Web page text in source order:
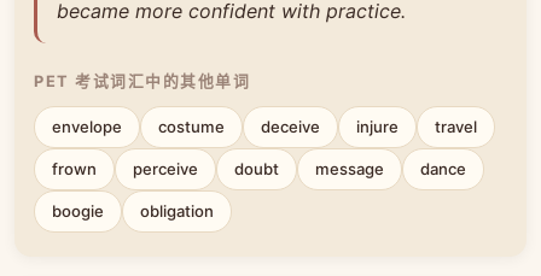
became more confident with practice.
PET 考试词汇中的其他单词
envelope costume deceive injure travel
frown perceive doubt message dance
boogie obligation